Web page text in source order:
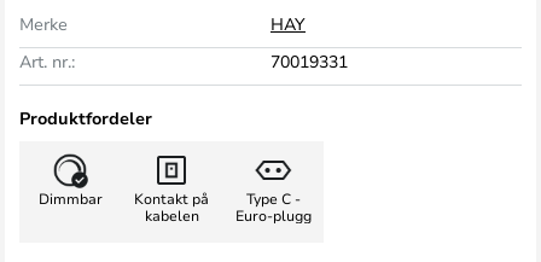
Merke
HAY
Art. nr.:
70019331
Produktfordeler
Dimmbar
Kontakt på
kabelen
Type C -
Euro-plugg